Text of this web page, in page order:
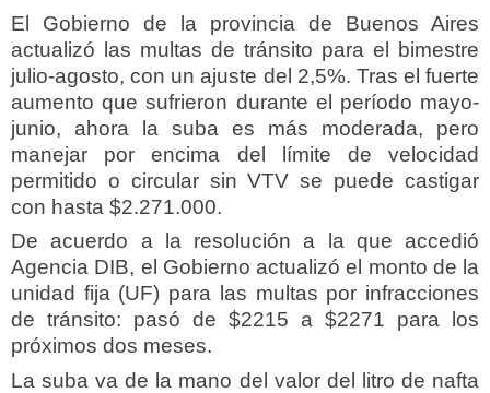
El Gobierno de la provincia de Buenos Aires
actualizó las multas de tránsito para el bimestre
julio-agosto, con un ajuste del 2,5%. Tras el fuerte
aumento que sufrieron durante el período mayo-
junio, ahora la suba es más moderada, pero
manejar por encima del límite de velocidad
permitido o circular sin VTV se puede castigar
con hasta $2.271.000.
De acuerdo a la resolución a la que accedió
Agencia DIB, el Gobierno actualizó el monto de la
unidad fija (UF) para las multas por infracciones
de tránsito: pasó de $2215 a $2271 para los
próximos dos meses.
La suba va de la mano del valor del litro de nafta